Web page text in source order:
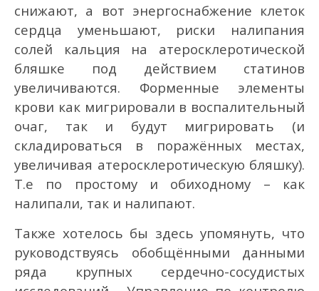
снижают, а вот энергоснабжение клеток
сердца уменьшают, риски налипания
солей кальция на атеросклеротической
бляшке под действием статинов
увеличиваются. Форменные элементы
крови как мигрировали в воспалительный
очаг, так и будут мигрировать (и
складироваться в поражённых местах,
увеличивая атеросклеротическую бляшку).
Т.е по простому и обиходному – как
налипали, так и налипают.
Также хотелось бы здесь упомянуть, что
руководствуясь обобщёнными данными
ряда крупных сердечно-сосудистых